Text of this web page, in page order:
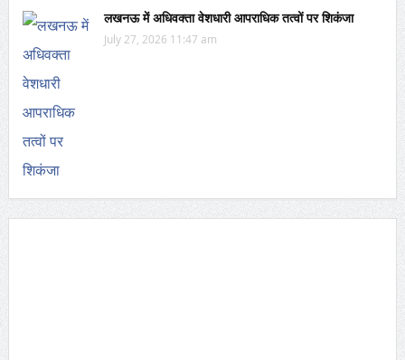
लखनऊ में अधिवक्ता वेशधारी आपराधिक तत्वों पर शिकंजा
July 27, 2026 11:47 am